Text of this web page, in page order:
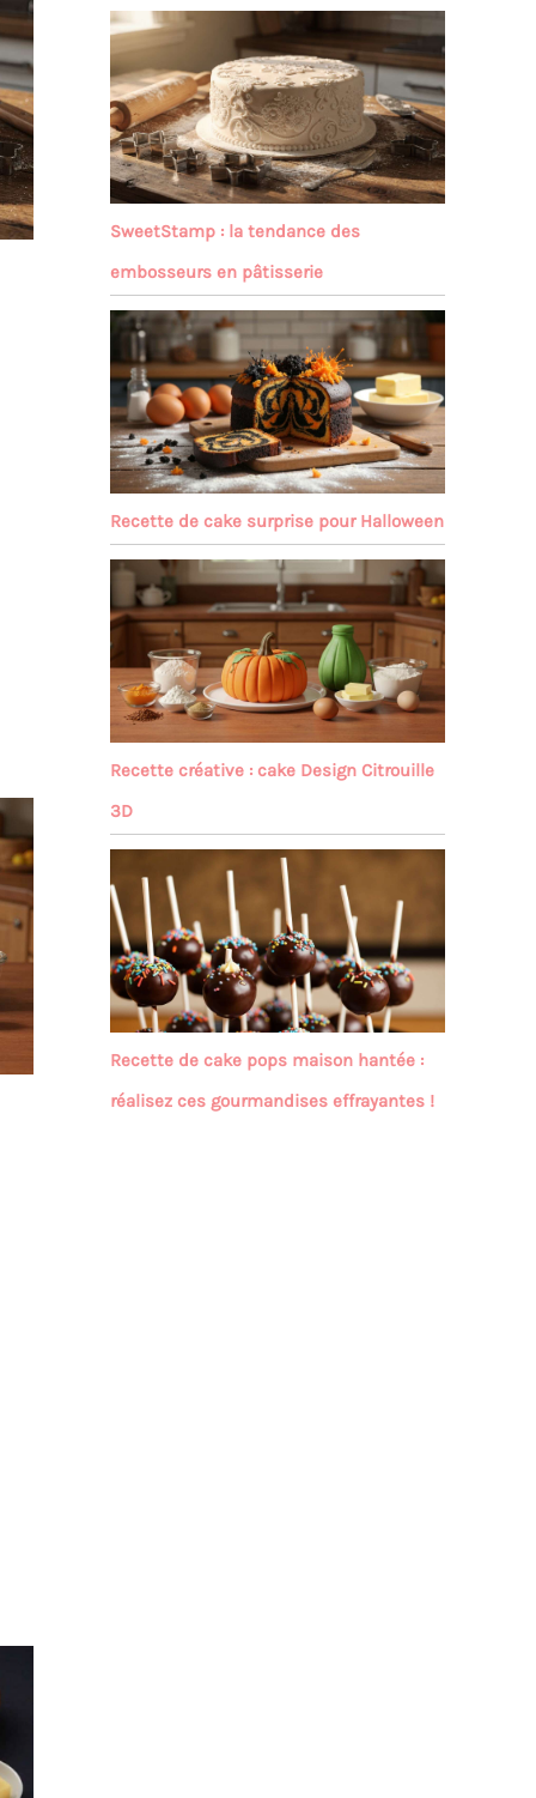
SweetStamp : la tendance des
embosseurs en pâtisserie
Recette de cake surprise pour Halloween
Recette créative : cake Design Citrouille
3D
Recette de cake pops maison hantée :
réalisez ces gourmandises effrayantes !